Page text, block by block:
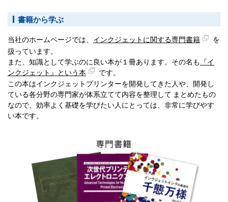
書籍から学ぶ
当社のホームページでは、 インクジェットに関する専門書籍
を
扱っています。
また、知識として学ぶのに良い本が１冊あります。その名も 『イ
ンクジェット』という本
です。
この本はインクジェットプリンターを開発してきた人や、開発し
ている各分野の専門家が体系立てて内容を整理して まとめたもの
なので、効率よく基礎を学びたい人にとっては、非常に学びやす
い本です。